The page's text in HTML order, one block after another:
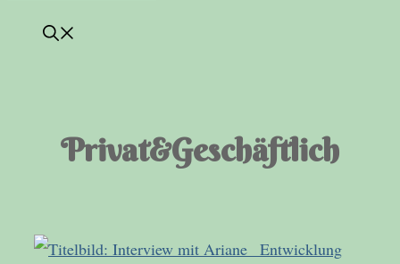
Privat&Geschäftlich